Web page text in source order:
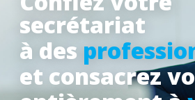
secrétariat
à des
et consacrez